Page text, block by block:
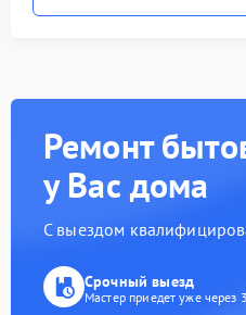
Ремонт
у Вас дома
С выездом
Срочный выезд
Мастер приедет уже через